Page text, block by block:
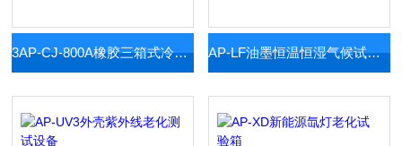
3AP-CJ-800A橡胶三箱式冷热冲击老化机 AP-LF油墨恒温恒湿气候试验室